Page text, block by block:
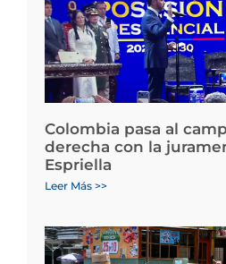
Colombia pasa al
derecha con la
Espriella
Leer Más >>